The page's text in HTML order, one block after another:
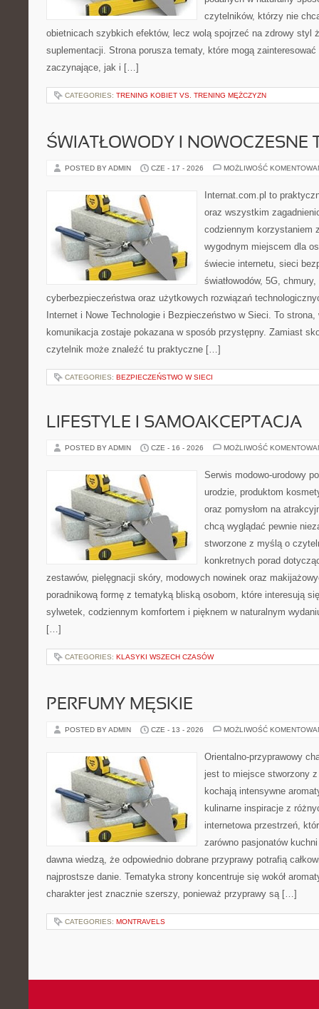
czytelników, którzy nie
obietnicach szybkich efektów, lecz wolą spojrzeć na zdrowy styl
suplementacji. Strona porusza tematy, które mogą
zaczynające, jak i […]
CATEGORIES: TRENING KOBIET VS. TRENING MĘŻCZYZN
ŚWIATŁOWODY I NOWOCZESNE
POSTED BY ADMIN CZE - 17 - 2026 MOŻLIWOŚĆ
Internat.com.pl to
oraz wszystkim
codziennym korzystaniem
wygodnym miejscem dla
świecie internetu, sieci
światłowodów, 5G,
cyberbezpieczeństwa oraz użytkowych rozwiązań
Internet i Nowe Technologie i Bezpieczeństwo w Sieci. To
komunikacja zostaje pokazana w sposób przystępny. Zamiast
czytelnik może znaleźć tu praktyczne […]
CATEGORIES: BEZPIECZEŃSTWO W SIECI
LIFESTYLE I SAMOAKCEPTACJA
POSTED BY ADMIN CZE - 16 - 2026 MOŻLIWOŚĆ
Serwis modowo-urodowy
urodzie, produktom
oraz pomysłom na
chcą wyglądać pewnie
stworzone z myślą o
konkretnych porad
zestawów, pielęgnacji skóry, modowych nowinek oraz
poradnikową formę z tematyką bliską osobom, które interesują
sylwetek, codziennym komfortem i pięknem w naturalnym
[…]
CATEGORIES: KLASYKI WSZECH CZASÓW
PERFUMY MĘSKIE
POSTED BY ADMIN CZE - 13 - 2026 MOŻLIWOŚĆ
Orientalno-przyprawowy
jest to miejsce stworzony
kochają intensywne
kulinarne inspiracje z
internetowa przestrzeń,
zarówno pasjonatów
dawna wiedzą, że odpowiednio dobrane przyprawy potrafią
najprostsze danie. Tematyka strony koncentruje się wokół
charakter jest znacznie szerszy, ponieważ przyprawy są […]
CATEGORIES: MONTRAVELS